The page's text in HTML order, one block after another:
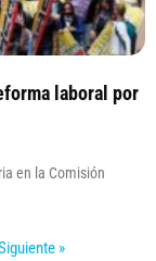
laboral por
en la Comisión
»